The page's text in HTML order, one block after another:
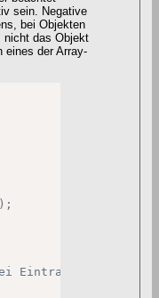
sein. Negative
bei Objekten
nicht das Objekt
eines der Array-
) ;
Eintraege dasselbe